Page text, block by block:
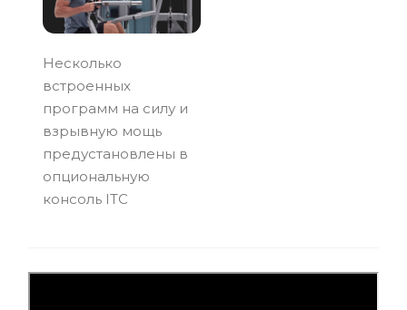
Несколько
встроенных
программ на силу и
взрывную мощь
предустановлены в
опциональную
консоль ITC